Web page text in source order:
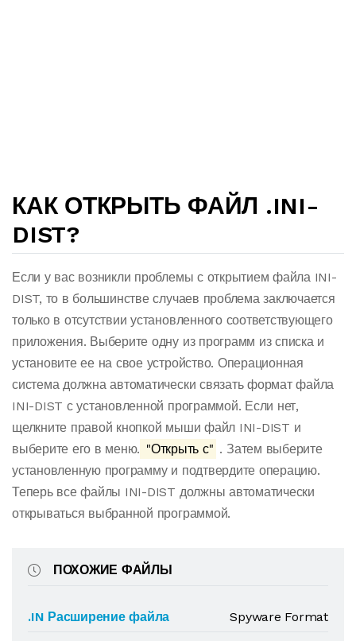
КАК ОТКРЫТЬ ФАЙЛ .INI-
DIST?
Если у вас возникли проблемы с открытием файла INI-
DIST, то в большинстве случаев проблема заключается
только в отсутствии установленного соответствующего
приложения. Выберите одну из программ из списка и
установите ее на свое устройство. Операционная
система должна автоматически связать формат файла
INI-DIST с установленной программой. Если нет,
щелкните правой кнопкой мыши файл INI-DIST и
выберите его в меню. "Открыть с" . Затем выберите
установленную программу и подтвердите операцию.
Теперь все файлы INI-DIST должны автоматически
открываться выбранной программой.
ПОХОЖИЕ ФАЙЛЫ
.IN Расширение файла
Spyware Format